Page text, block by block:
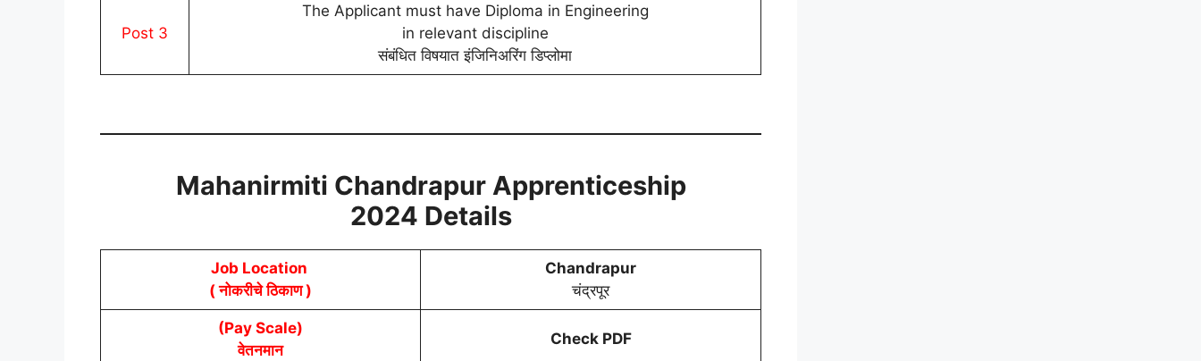
Post 3
The Applicant must have Diploma in Engineering
in relevant discipline
संबंधित विषयात इंजिनिअरिंग डिप्लोमा
Mahanirmiti Chandrapur Apprenticeship
2024 Details
Job Location
( नोकरीचे ठिकाण )
Chandrapur
चंद्रपूर
(Pay Scale)
वेतनमान
Check PDF